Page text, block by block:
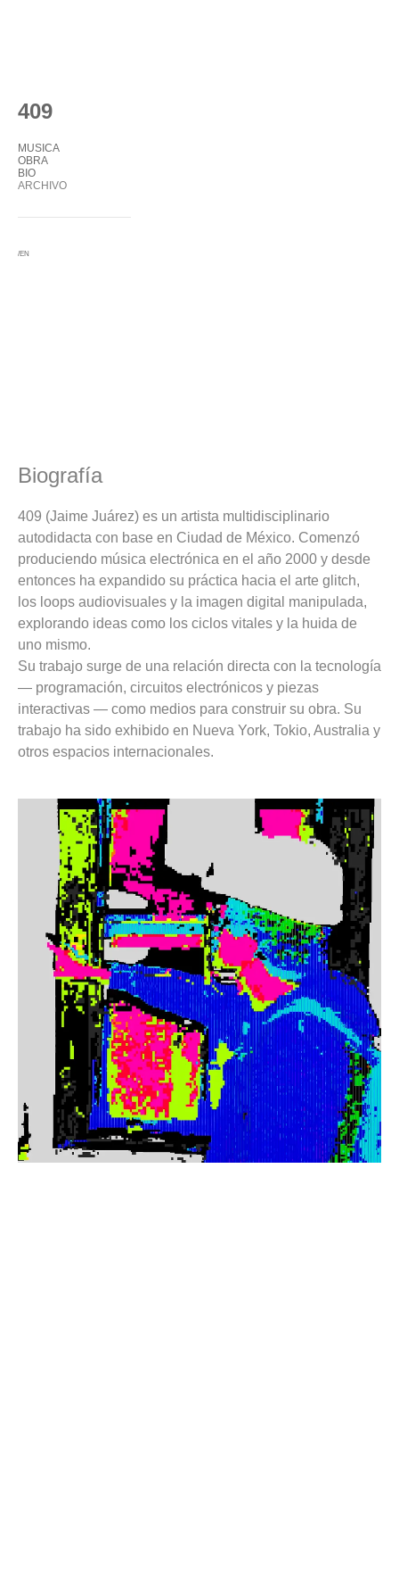
409
MUSICA
OBRA
BIO
ARCHIVO
/EN
Biografía
409 (Jaime Juárez) es un artista multidisciplinario
autodidacta con base en Ciudad de México. Comenzó
produciendo música electrónica en el año 2000 y desde
entonces ha expandido su práctica hacia el arte glitch,
los loops audiovisuales y la imagen digital manipulada,
explorando ideas como los ciclos vitales y la huida de
uno mismo.
Su trabajo surge de una relación directa con la tecnología
— programación, circuitos electrónicos y piezas
interactivas — como medios para construir su obra. Su
trabajo ha sido exhibido en Nueva York, Tokio, Australia y
otros espacios internacionales.